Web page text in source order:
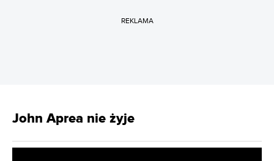
REKLAMA
John Aprea nie żyje